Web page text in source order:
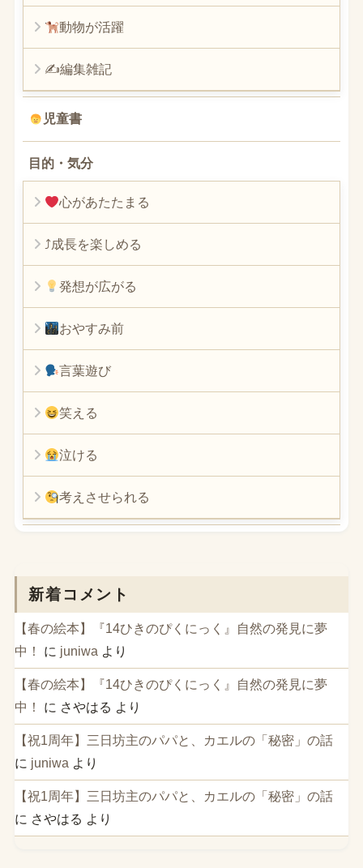
動物が活躍
✍編集雑記
児童書
目的・気分
心があたたまる
⤴︎成長を楽しめる
発想が広がる
おやすみ前
言葉遊び
笑える
泣ける
考えさせられる
新着コメント
【春の絵本】『14ひきのぴくにっく』自然の発見に夢
中！
に juniwa より
【春の絵本】『14ひきのぴくにっく』自然の発見に夢
中！
に さやはる より
【祝1周年】三日坊主のパパと、カエルの「秘密」の話
に juniwa より
【祝1周年】三日坊主のパパと、カエルの「秘密」の話
に さやはる より